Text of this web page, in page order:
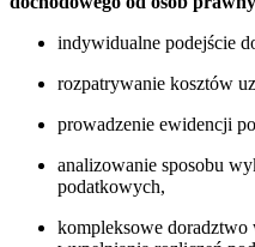
indywidualne podejście
rozpatrywanie kosztów
prowadzenie ewidencji
analizowanie sposobu
podatkowych,
kompleksowe doradztwo